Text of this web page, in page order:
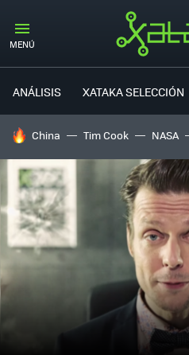
MENÚ
ANÁLISIS XATAKA SELECCIÓN
HOY SE HABLA DE
China Tim Cook NASA